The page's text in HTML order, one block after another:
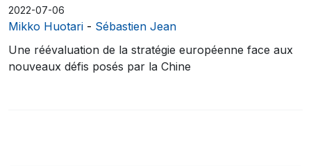
2022-07-06
Mikko Huotari - Sébastien Jean
Une réévaluation de la stratégie européenne face aux
nouveaux défis posés par la Chine